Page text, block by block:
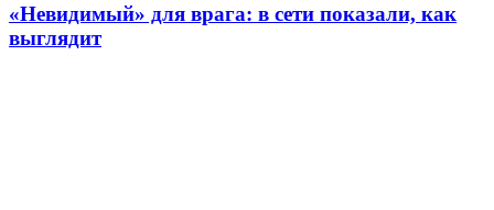
«Невидимый» для врага: в сети показали, как
выглядит